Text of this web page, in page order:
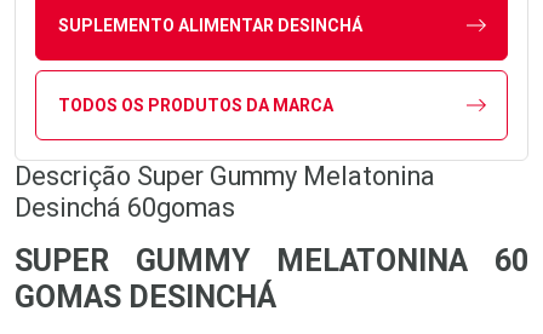
SUPLEMENTO ALIMENTAR DESINCHÁ
TODOS OS PRODUTOS DA MARCA
Descrição Super Gummy Melatonina
Desinchá 60gomas
SUPER GUMMY MELATONINA 60
GOMAS DESINCHÁ